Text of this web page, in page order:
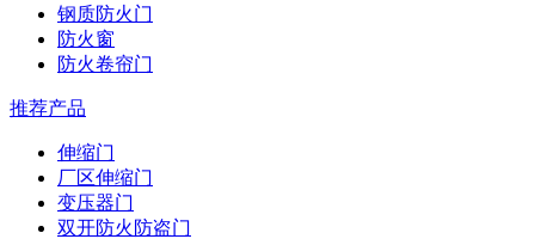
钢质防火门
防火窗
防火卷帘门
推荐产品
伸缩门
厂区伸缩门
变压器门
双开防火防盗门